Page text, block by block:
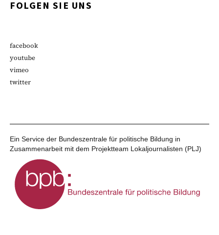
FOLGEN SIE UNS
facebook
youtube
vimeo
twitter
Ein Service der Bundeszentrale für politische Bildung in
Zusammenarbeit mit dem Projektteam Lokaljournalisten (PLJ)